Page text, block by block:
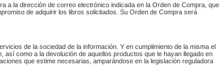
a la dirección de correo electrónico indicada en la Orden de Compra, que
de adquirir los libros solicitados. Su Orden de Compra será
de la sociedad de la información. Y en cumplimiento de la misma el
como a la devolución de aquellos productos que le hayan llegado en
que estime necesarias, amparándose en la legislación reguladora